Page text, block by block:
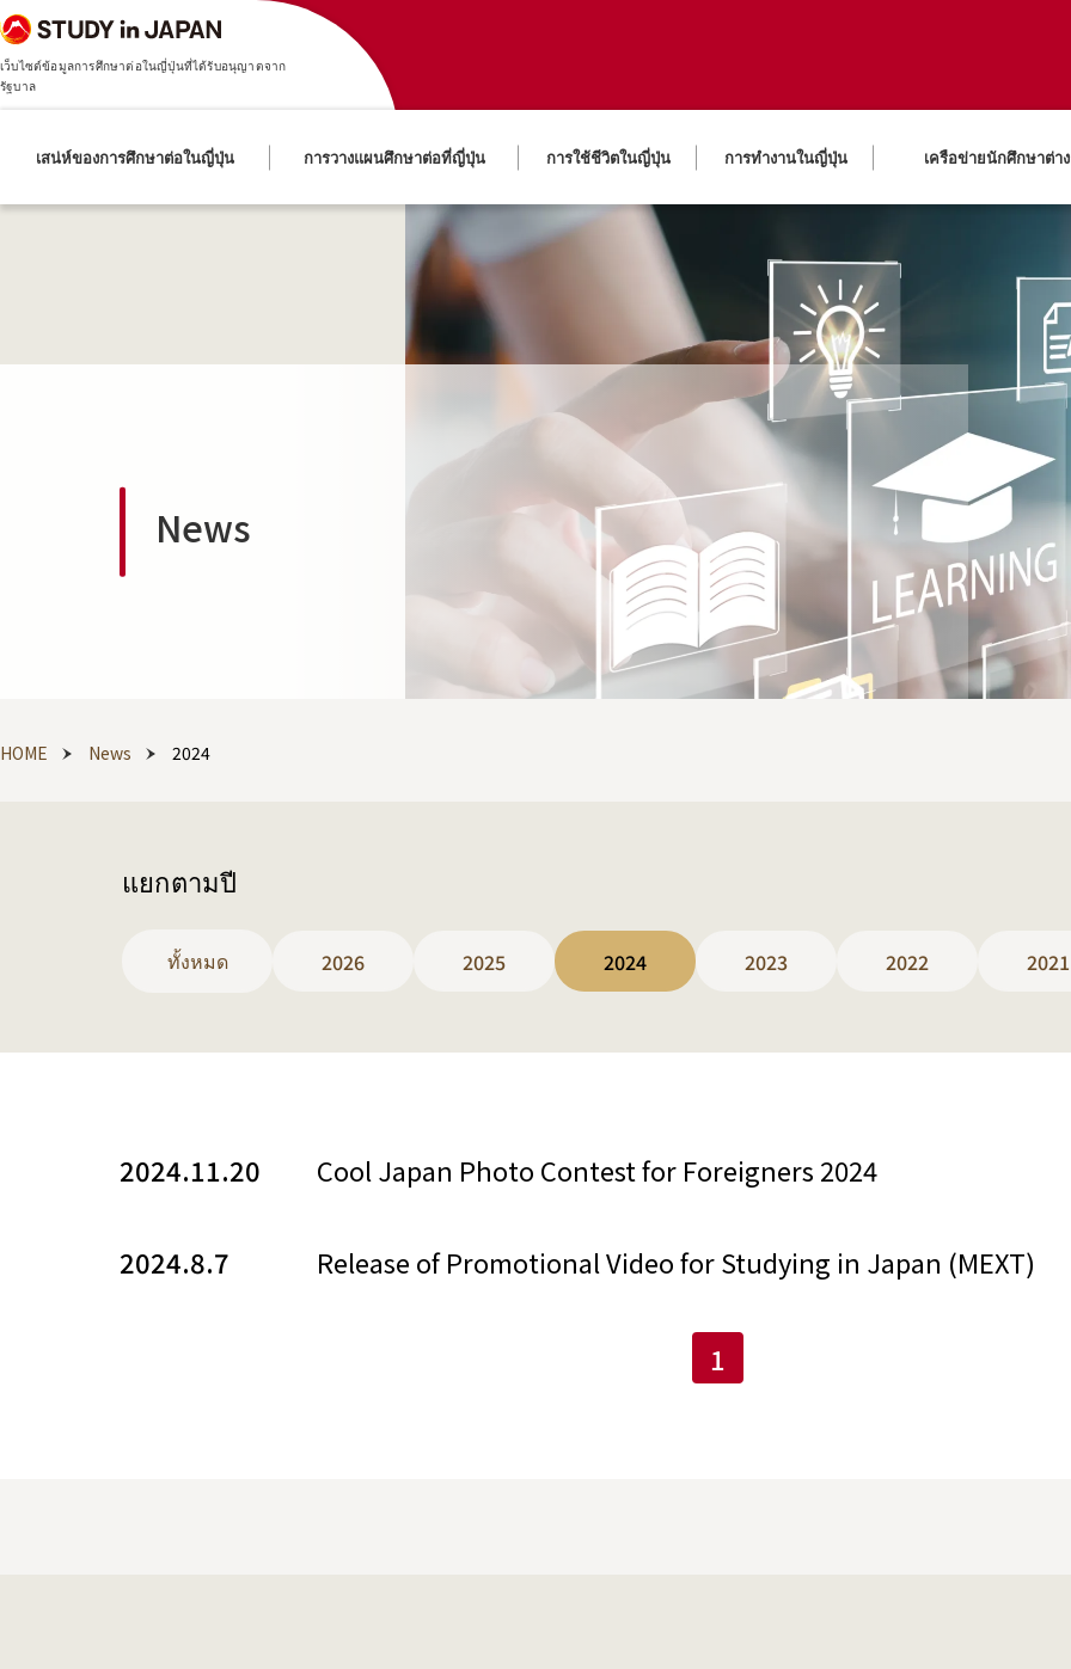
เว็บไซต์ข้อมูลการศึกษาต่อในญี่ปุ่นที่ได้รับอนุญาตจาก
รัฐบาล
เสน่ห์ของการศึกษาต่อในญี่ปุ่น การวางแผนศึกษาต่อที่ญี่ปุ่น การใช้ชีวิตในญี่ปุ่น การทำงานในญี่ปุ่น เครือข่ายนักศึกษาต่
News
HOME News 2024
แยกตามปี
ทั้งหมด 2026 2025 2024 2023 2022 2021
2024.11.20 Cool Japan Photo Contest for Foreigners 2024
2024.8.7 Release of Promotional Video for Studying in Japan (MEXT)
1